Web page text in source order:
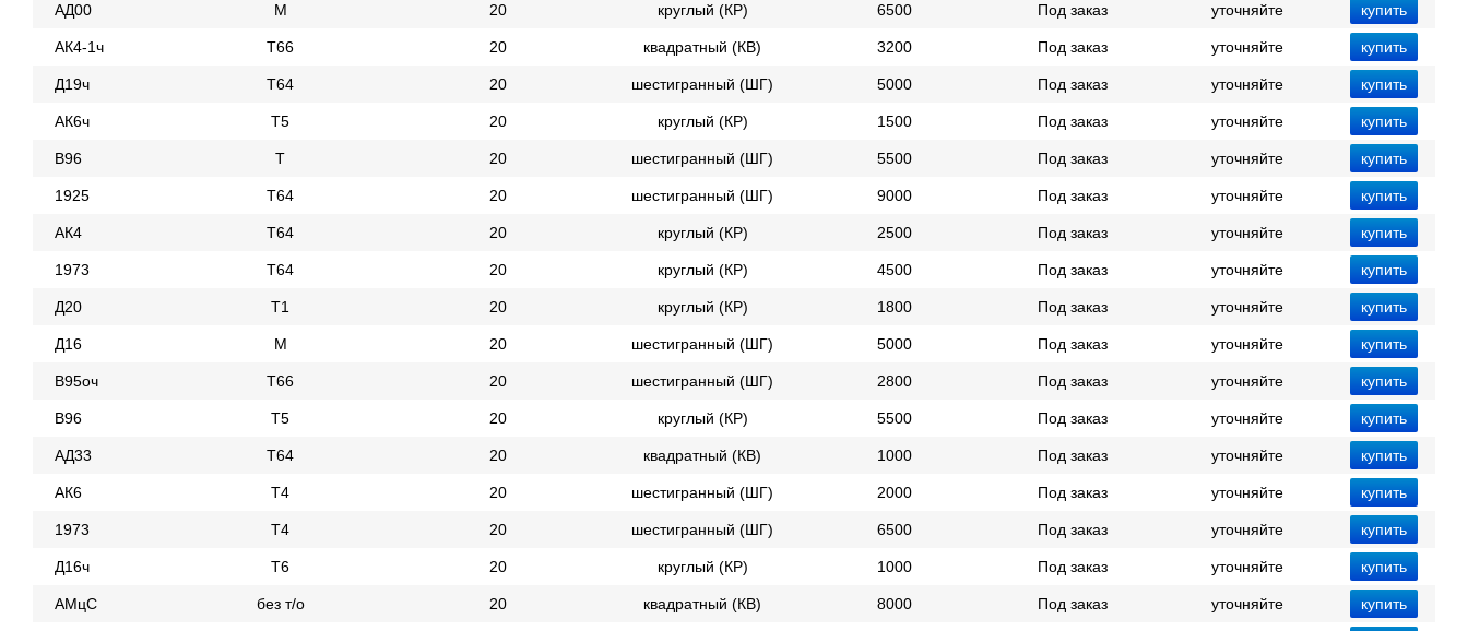
АД00 М 20 круглый (КР) 6500 Под заказ уточняйте
АК4-1ч Т66 20 квадратный (КВ) 3200 Под заказ уточняйте
Д19ч Т64 20 шестигранный (ШГ) 5000 Под заказ уточняйте
АК6ч Т5 20 круглый (КР) 1500 Под заказ уточняйте
В96 Т 20 шестигранный (ШГ) 5500 Под заказ уточняйте
1925 Т64 20 шестигранный (ШГ) 9000 Под заказ уточняйте
АК4 Т64 20 круглый (КР) 2500 Под заказ уточняйте
1973 Т64 20 круглый (КР) 4500 Под заказ уточняйте
Д20 Т1 20 круглый (КР) 1800 Под заказ уточняйте
Д16 М 20 шестигранный (ШГ) 5000 Под заказ уточняйте
В95оч Т66 20 шестигранный (ШГ) 2800 Под заказ уточняйте
В96 Т5 20 круглый (КР) 5500 Под заказ уточняйте
АД33 Т64 20 квадратный (КВ) 1000 Под заказ уточняйте
АК6 Т4 20 шестигранный (ШГ) 2000 Под заказ уточняйте
1973 Т4 20 шестигранный (ШГ) 6500 Под заказ уточняйте
Д16ч Т6 20 круглый (КР) 1000 Под заказ уточняйте
АМцС без т/о 20 квадратный (КВ) 8000 Под заказ уточняйте